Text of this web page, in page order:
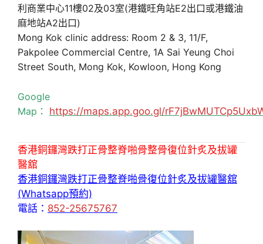
利商業中心11樓02及03室(港鐵旺角站E2出口或港鐵油
麻地站A2出口)
Mong Kok clinic address: Room 2 & 3, 11/F,
Pakpolee Commercial Centre, 1A Sai Yeung Choi
Street South, Mong Kok, Kowloon, Hong Kong
Google
Map： https://maps.app.goo.gl/
香港銅鑼灣跌打正骨整脊啪骨整骨復位針炙及拔罐
醫舘
香港銅鑼灣跌打正骨整脊啪骨復位針炙及拔罐醫舘
(Whatsapp預約)
電話： 852-25675767